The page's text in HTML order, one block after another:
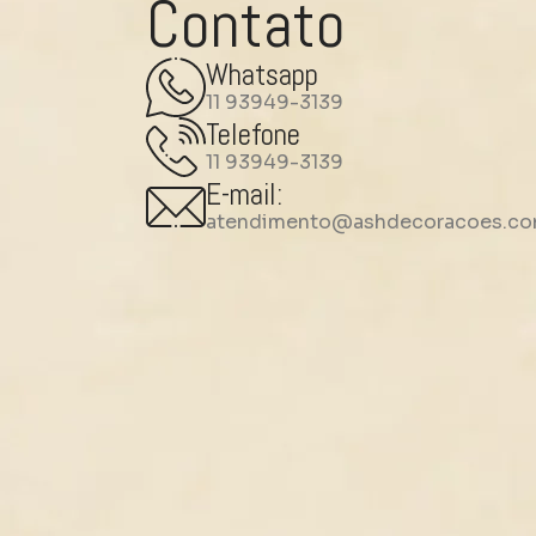
Contato
Whatsapp
11 93949-3139
Telefone
11 93949-3139
E-mail: